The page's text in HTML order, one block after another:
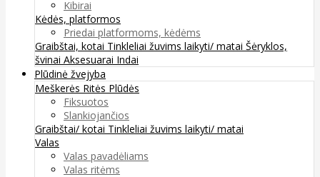
Kibirai
Kėdės, platformos
Priedai platformoms, kėdėms
Graibštai, kotai Tinkleliai žuvims laikyti/ matai Šėryklos,
švinai Aksesuarai Indai
Plūdinė žvejyba
Meškerės Ritės Plūdės
Fiksuotos
Slankiojančios
Graibštai/ kotai Tinkleliai žuvims laikyti/ matai
Valas
Valas pavadėliams
Valas ritėms